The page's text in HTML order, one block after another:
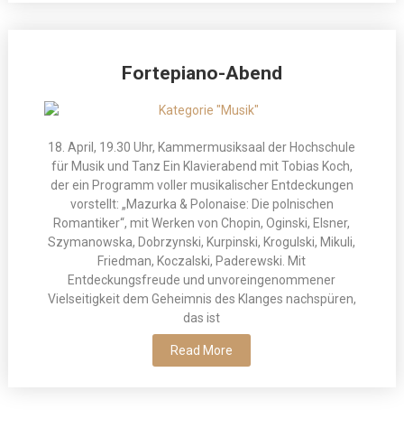
Fortepiano-Abend
18. April, 19.30 Uhr, Kammermusiksaal der Hochschule
für Musik und Tanz Ein Klavierabend mit Tobias Koch,
der ein Programm voller musikalischer Entdeckungen
vorstellt: „Mazurka & Polonaise: Die polnischen
Romantiker“, mit Werken von Chopin, Oginski, Elsner,
Szymanowska, Dobrzynski, Kurpinski, Krogulski, Mikuli,
Friedman, Koczalski, Paderewski. Mit
Entdeckungsfreude und unvoreingenommener
Vielseitigkeit dem Geheimnis des Klanges nachspüren,
das ist
Read More